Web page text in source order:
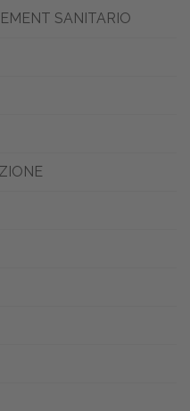
SANITARIO